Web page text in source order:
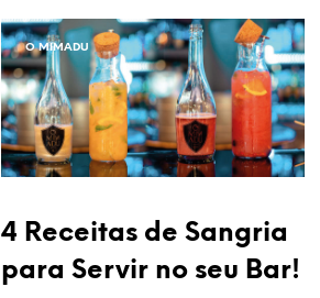
O MIMADU
4 Receitas de Sangria
para Servir no seu Bar!